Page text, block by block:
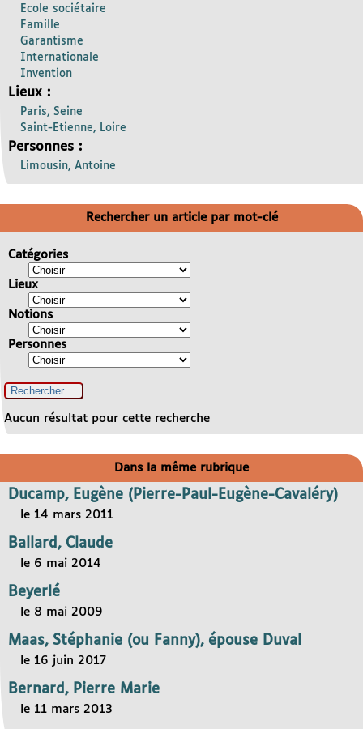
Ecole sociétaire
Famille
Garantisme
Internationale
Invention
Lieux :
Paris, Seine
Saint-Etienne, Loire
Personnes :
Limousin, Antoine
Rechercher un article par mot-clé
Catégories
Lieux
Notions
Personnes
Aucun résultat pour cette recherche
Dans la même rubrique
Ducamp, Eugène (Pierre-Paul-Eugène-Cavaléry)
le 14 mars 2011
Ballard, Claude
le 6 mai 2014
Beyerlé
le 8 mai 2009
Maas, Stéphanie (ou Fanny), épouse Duval
le 16 juin 2017
Bernard, Pierre Marie
le 11 mars 2013